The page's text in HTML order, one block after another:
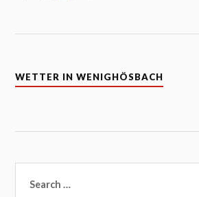
WETTER IN WENIGHÖSBACH
nach: